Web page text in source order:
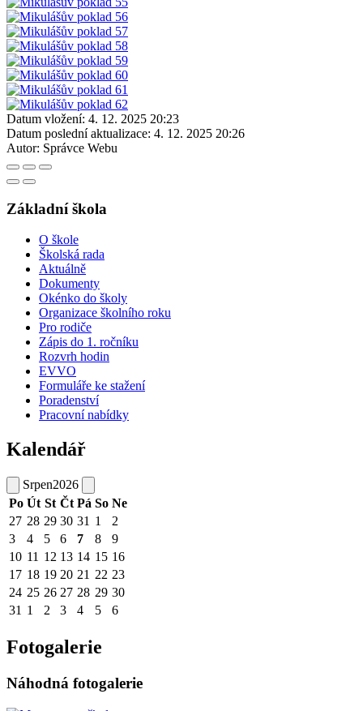
Datum vložení: 4. 12. 2025 20:23
Datum poslední aktualizace: 4. 12. 2025 20:26
Autor: Správce Webu
Základní škola
O škole
Školská rada
Aktuálně
Dokumenty
Okénko do školy
Organizace školního roku
Pro rodiče
Zápis do 1. ročníku
Rozvrh hodin
EVVO
Formuláře ke stažení
Poradenství
Pracovní nabídky
Kalendář
Srpen2026
Po Út St Čt Pá So Ne
27 28 29 30 31 1
2
3
4 5 6 7 8
9
10 11 12 13 14 15 16
17 18 19 20 21 22 23
24 25 26 27 28 29 30
31 1 2 3 4 5 6
Fotogalerie
Náhodná fotogalerie